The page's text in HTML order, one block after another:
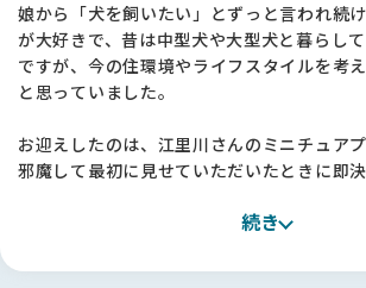
娘から「犬を飼いたい」とずっと言われ続
が大好きで、昔は中型犬や大型犬と暮らし
ですが、今の住環境やライフスタイルを考
と思っていました。
お迎えしたのは、江里川さんのミニチュア
邪魔して最初に見せていただいたときに即
みんな健康で穏やか。「本当にすごくいい
続き